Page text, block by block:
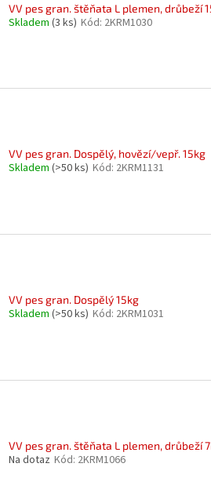
VV pes gran. štěňata L plemen, drůbeží
Skladem (3 ks) Kód: 2KRM1030
VV pes gran. Dospělý, hovězí/vepř. 15kg
Skladem (>50 ks) Kód: 2KRM1131
VV pes gran. Dospělý 15kg
Skladem (>50 ks) Kód: 2KRM1031
VV pes gran. štěňata L plemen, drůbeží
Na dotaz Kód: 2KRM1066